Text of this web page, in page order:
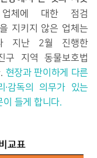
체에 대한 점검
지키지 않은 업체는
지난 2월 진행한
구 지역 동물보호법
. 현장과 판이하게 다른
∙감독의 의무가 있는
이 들게 합니다.